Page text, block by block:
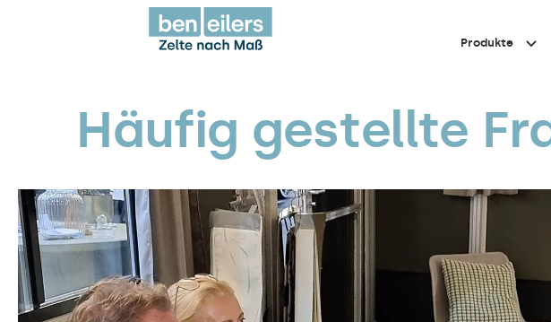
Produkte
Häufig gestellte